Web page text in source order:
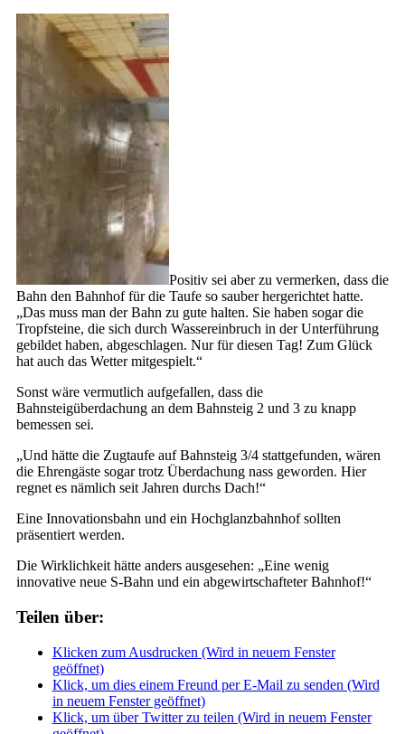
Positiv sei aber zu vermerken, dass die
Bahn den Bahnhof für die Taufe so sauber hergerichtet hatte.
„Das muss man der Bahn zu gute halten. Sie haben sogar die
Tropfsteine, die sich durch Wassereinbruch in der Unterführung
gebildet haben, abgeschlagen. Nur für diesen Tag! Zum Glück
hat auch das Wetter mitgespielt.“
Sonst wäre vermutlich aufgefallen, dass die
Bahnsteigüberdachung an dem Bahnsteig 2 und 3 zu knapp
bemessen sei.
„Und hätte die Zugtaufe auf Bahnsteig 3/4 stattgefunden, wären
die Ehrengäste sogar trotz Überdachung nass geworden. Hier
regnet es nämlich seit Jahren durchs Dach!“
Eine Innovationsbahn und ein Hochglanzbahnhof sollten
präsentiert werden.
Die Wirklichkeit hätte anders ausgesehen: „Eine wenig
innovative neue S-Bahn und ein abgewirtschafteter Bahnhof!“
Teilen über:
Klicken zum Ausdrucken (Wird in neuem Fenster
geöffnet)
Klick, um dies einem Freund per E-Mail zu senden (Wird
in neuem Fenster geöffnet)
Klick, um über Twitter zu teilen (Wird in neuem Fenster